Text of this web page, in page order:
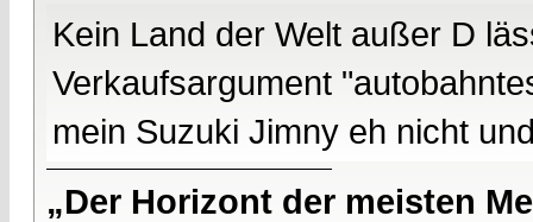
Kein Land der Welt außer D
Verkaufsargument
mein Suzuki Jimny eh nicht
„Der Horizont der meisten